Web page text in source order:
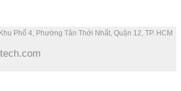
Phố 4, Phường Tân Thới Nhất, Quận 12, TP. HCM